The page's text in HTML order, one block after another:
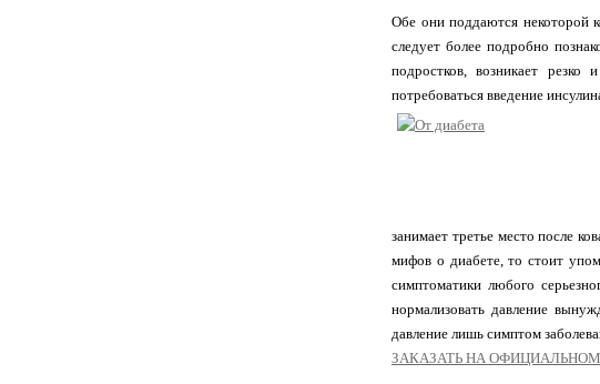
Обе они поддаются некоторой
следует более подробно
подростков, возникает
потребоваться введение
занимает третье место после
мифов о диабете, то стоит
симптоматики любого
нормализовать давление
давление лишь симптом
ЗAКАЗАТЬ HА